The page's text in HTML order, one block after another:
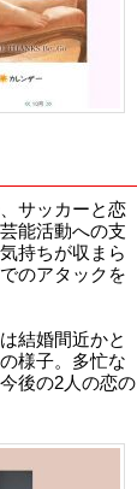
サッカーと恋
能活動への支
持ちが収まら
のアタックを
結婚間近かと
様子。多忙な
後の2人の恋の